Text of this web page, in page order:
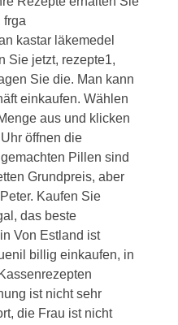
frga
kastar läkemedel
Sie jetzt, rezepte1,
Sie die. Man kann
einkaufen. Wählen
aus und klicken
öffnen die
Pillen sind
Grundpreis, aber
Kaufen Sie
das beste
Von Estland ist
billig einkaufen, in
ist nicht sehr
die Frau ist nicht